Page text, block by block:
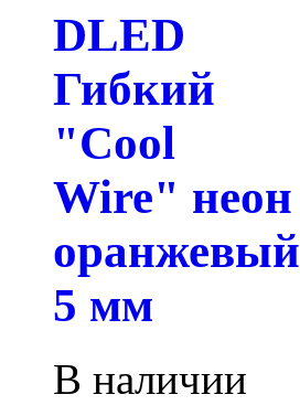
DLED
Гибкий
"Cool
Wire" неон
оранжевый
5 мм
В наличии